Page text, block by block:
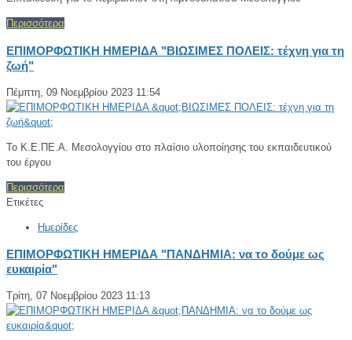
Περισσότερα
ΕΠΙΜΟΡΦΩΤΙΚΗ ΗΜΕΡΙΔΑ "ΒΙΩΣΙΜΕΣ ΠΟΛΕΙΣ: τέχνη για τη
ζωή"
Πέμπτη, 09 Νοεμβρίου 2023 11:54
Το Κ.Ε.ΠΕ.Α. Μεσολογγίου στο πλαίσιο υλοποίησης του εκπαιδευτικού
του έργου
Περισσότερα
Ετικέτες
Ημερίδες
ΕΠΙΜΟΡΦΩΤΙΚΗ ΗΜΕΡΙΔΑ "ΠΑΝΔΗΜΙΑ: να το δούμε ως
ευκαιρία"
Τρίτη, 07 Νοεμβρίου 2023 11:13